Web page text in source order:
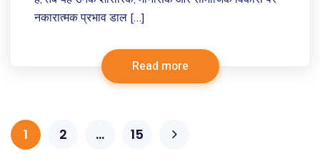
नकारात्मक प्रभाव डाल […]
Read more
1 2 … 15